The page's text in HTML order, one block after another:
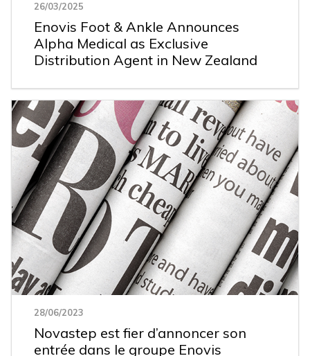
26/03/2025
Enovis Foot & Ankle Announces
Alpha Medical as Exclusive
Distribution Agent in New Zealand
28/06/2023
Novastep est fier d’annoncer son
entrée dans le groupe Enovis